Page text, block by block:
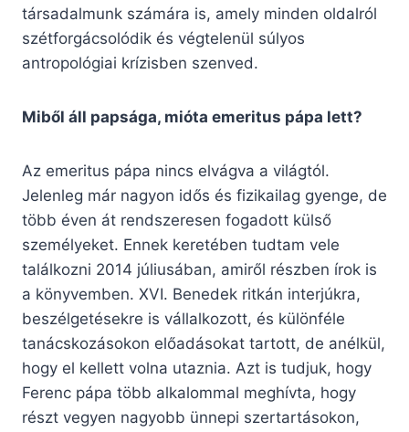
társadalmunk számára is, amely minden oldalról
szétforgácsolódik és végtelenül súlyos
antropológiai krízisben szenved.
Miből áll papsága, mióta emeritus pápa lett?
Az emeritus pápa nincs elvágva a világtól.
Jelenleg már nagyon idős és fizikailag gyenge, de
több éven át rendszeresen fogadott külső
személyeket. Ennek keretében tudtam vele
találkozni 2014 júliusában, amiről részben írok is
a könyvemben. XVI. Benedek ritkán interjúkra,
beszélgetésekre is vállalkozott, és különféle
tanácskozásokon előadásokat tartott, de anélkül,
hogy el kellett volna utaznia. Azt is tudjuk, hogy
Ferenc pápa több alkalommal meghívta, hogy
részt vegyen nagyobb ünnepi szertartásokon,